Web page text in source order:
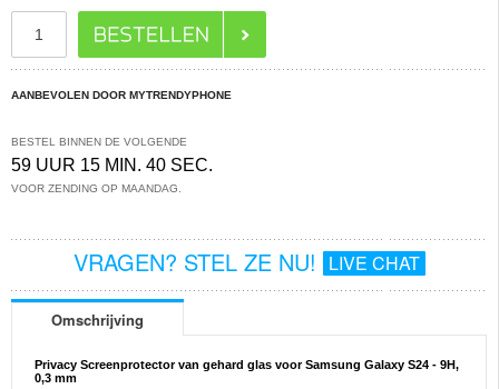
AANBEVOLEN DOOR MYTRENDYPHONE
BESTEL BINNEN DE VOLGENDE
59 UUR 15 MIN. 40 SEC.
VOOR ZENDING OP MAANDAG.
VRAGEN? STEL ZE NU! LIVE CHAT
Omschrijving
Privacy Screenprotector van gehard glas voor Samsung Galaxy S24 - 9H,
0,3 mm